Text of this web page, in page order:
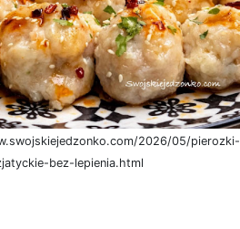
2026/05/pierozki-
bez-lepienia.html